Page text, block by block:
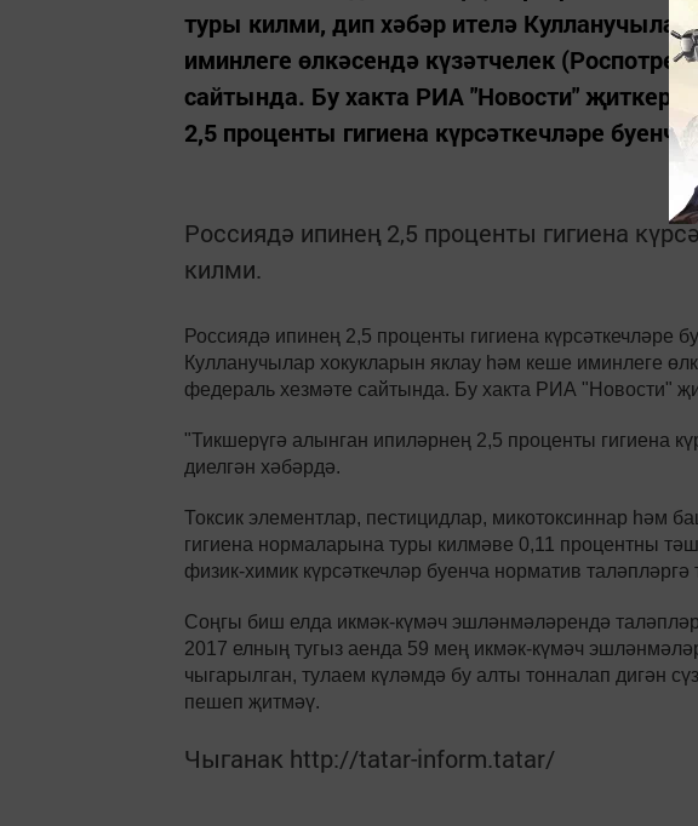
туры килми, дип хәбәр ителә
иминлеге өлкәсендә күзәтчелек
сайтында. Бу хакта РИА "Новости"
2,5 проценты гигиена күрсәткечләре
Россиядә ипинең 2,5 проценты гигиена
килми.
Россиядә ипинең 2,5 проценты гигиена күрсәткечләре
Кулланучылар хокукларын яклау һәм кеше иминлеге
федераль хезмәте сайтында. Бу хакта РИА "Новости"
"Тикшерүгә алынган ипиләрнең 2,5 проценты гигиена
диелгән хәбәрдә.
Токсик элементлар, пестицидлар, микотоксиннар һәм
гигиена нормаларына туры килмәве 0,11 процентны
физик-химик күрсәткечләр буенча норматив
Соңгы биш елда икмәк-күмәч эшләнмәләрендә
2017 елның тугыз аенда 59 мең икмәк-күмәч
чыгарылган, тулаем күләмдә бу алты тонналап дигән
пешеп җитмәү.
Чыганак http://tatar-inform.tatar/